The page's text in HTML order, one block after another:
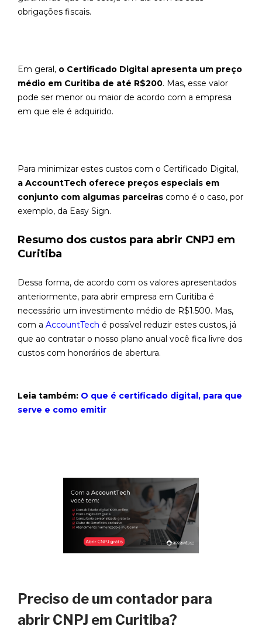
obrigações fiscais.
Em geral, o Certificado Digital apresenta um preço
médio em Curitiba de até R$200. Mas, esse valor
pode ser menor ou maior de acordo com a empresa
em que ele é adquirido.
Para minimizar estes custos com o Certificado Digital,
a AccountTech oferece preços especiais em
conjunto com algumas parceiras como é o caso, por
exemplo, da Easy Sign.
Resumo dos custos para abrir CNPJ em
Curitiba
Dessa forma, de acordo com os valores apresentados
anteriormente, para abrir empresa em Curitiba é
necessário um investimento médio de R$1.500. Mas,
com a AccountTech é possível reduzir estes custos, já
que ao contratar o nosso plano anual você fica livre dos
custos com honorários de abertura.
Leia também: O que é certificado digital, para que
serve e como emitir
Preciso de um contador para
abrir CNPJ em Curitiba?